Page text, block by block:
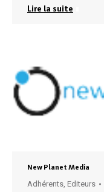
Lire la suite
New Planet Media
Adhérents, Editeurs